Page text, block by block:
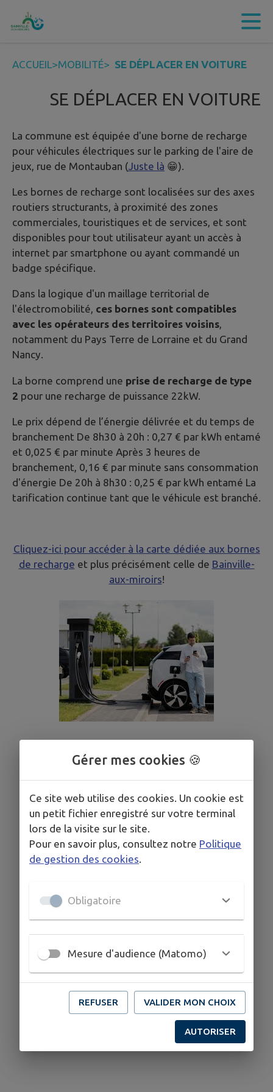
Contenu
ACCUEIL>MOBILITÉ> SE DÉPLACER EN VOITURE
SE DÉPLACER EN VOITURE
La commune est équipée d'une borne de recharge
pour véhicules électriques sur le parking de l'aire de
jeux, rue de Montauban (Juste là 😁).
Les bornes de recharge sont localisées sur des axes
routiers structurants, à proximité des zones
commerciales, touristiques et de services, et sont
disponibles pour tout utilisateur ayant un accès à
internet par smartphone ou ayant commandé un
badge spécifique.
Dans la logique d'un maillage territorial de
l'électromobilité, ces bornes sont compatibles
avec les opérateurs des territoires voisins,
notamment du Pays Terre de Lorraine et du Grand
Nancy.
La borne comprend une prise de recharge de type
2 pour une recharge de puissance 22kW.
Le prix dépend de l’énergie délivrée et du temps de
branchement De 8h30 à 20h : 0,27 € par kWh entamé
et 0,025 € par minute Après 3 heures de
branchement, 0,16 € par minute sans consommation
d'énergie De 20h à 8h30 : 0,25 € par kWh entamé La
tarification continue tant que le véhicule est branché.
Cliquez-ici pour accéder à la carte dédiée aux bornes
de recharge et plus précisément celle de Bainville-
aux-miroirs!
Gérer mes cookies 🍪
Ce site web utilise des cookies. Un cookie est
un petit fichier enregistré sur votre terminal
lors de la visite sur le site.
Pour en savoir plus, consultez notre Politique
de gestion des cookies
Obligatoire
Mesure d'audience (Matomo)
REFUSER VALIDER MON CHOIX
AUTORISER